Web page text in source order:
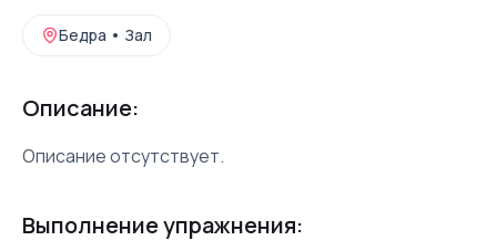
Бедра • Зал
Описание:
Описание отсутствует.
Выполнение упражнения: